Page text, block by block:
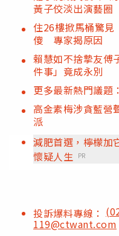
黃子佼淡出演藝圈
住26樓掀馬桶驚見
傻 專家揭原因
賴慧如不捨摯友
件事」竟成永別
更多最新熱門議題
高金素梅涉貪藍
派
減肥首選，檸檬加
懷疑人生
PR
投訴爆料專線：
119@ctwant.com